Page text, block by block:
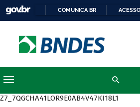
COMUNICA BR
Z7_7QGCHA41LOR9E0AB4V47KI18L1